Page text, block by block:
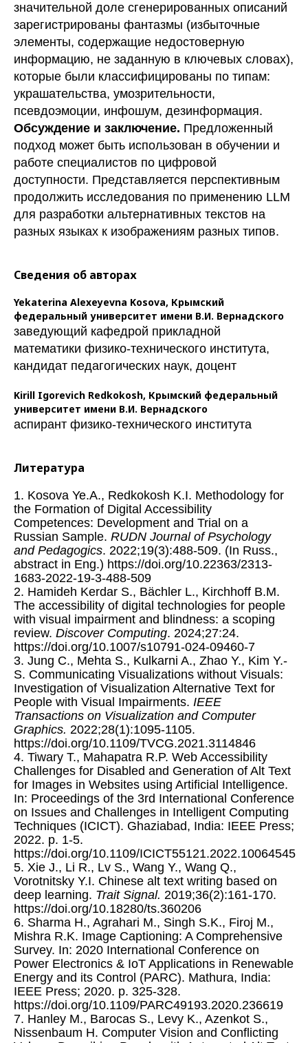
значительной доле сгенерированных описаний
зарегистрированы фантазмы (избыточные
элементы, содержащие недостоверную
информацию, не заданную в ключевых словах),
которые были классифицированы по типам:
украшательства, умозрительности,
псевдоэмоции, инфошум, дезинформация.
Обсуждение и заключение. Предложенный
подход может быть использован в обучении и
работе специалистов по цифровой
доступности. Представляется перспективным
продолжить исследования по применению LLM
для разработки альтернативных текстов на
разных языках к изображениям разных типов.
Сведения об авторах
Yekaterina Alexeyevna Kosova, Крымский
федеральный университет имени В.И. Вернадского
заведующий кафедрой прикладной
математики физико-технического института,
кандидат педагогических наук, доцент
Kirill Igorevich Redkokosh, Крымский федеральный
университет имени В.И. Вернадского
аспирант физико-технического института
Литература
1. Kosova Ye.A., Redkokosh K.I. Methodology for
the Formation of Digital Accessibility
Competences: Development and Trial on a
Russian Sample. RUDN Journal of Psychology
and Pedagogics. 2022;19(3):488-509. (In Russ.,
abstract in Eng.) https://doi.org/10.22363/2313-
1683-2022-19-3-488-509
2. Hamideh Kerdar S., Bächler L., Kirchhoff B.M.
The accessibility of digital technologies for people
with visual impairment and blindness: a scoping
review. Discover Computing. 2024;27:24.
https://doi.org/10.1007/s10791-024-09460-7
3. Jung C., Mehta S., Kulkarni A., Zhao Y., Kim Y.-
S. Communicating Visualizations without Visuals:
Investigation of Visualization Alternative Text for
People with Visual Impairments. IEEE
Transactions on Visualization and Computer
Graphics. 2022;28(1):1095-1105.
https://doi.org/10.1109/TVCG.2021.3114846
4. Tiwary T., Mahapatra R.P. Web Accessibility
Challenges for Disabled and Generation of Alt Text
for Images in Websites using Artificial Intelligence.
In: Proceedings of the 3rd International Conference
on Issues and Challenges in Intelligent Computing
Techniques (ICICT). Ghaziabad, India: IEEE Press;
2022. p. 1-5.
https://doi.org/10.1109/ICICT55121.2022.10064545
5. Xie J., Li R., Lv S., Wang Y., Wang Q.,
Vorotnitsky Y.I. Chinese alt text writing based on
deep learning. Trait Signal. 2019;36(2):161-170.
https://doi.org/10.18280/ts.360206
6. Sharma H., Agrahari M., Singh S.K., Firoj M.,
Mishra R.K. Image Captioning: A Comprehensive
Survey. In: 2020 International Conference on
Power Electronics & IoT Applications in Renewable
Energy and its Control (PARC). Mathura, India:
IEEE Press; 2020. p. 325-328.
https://doi.org/10.1109/PARC49193.2020.236619
7. Hanley M., Barocas S., Levy K., Azenkot S.,
Nissenbaum H. Computer Vision and Conflicting